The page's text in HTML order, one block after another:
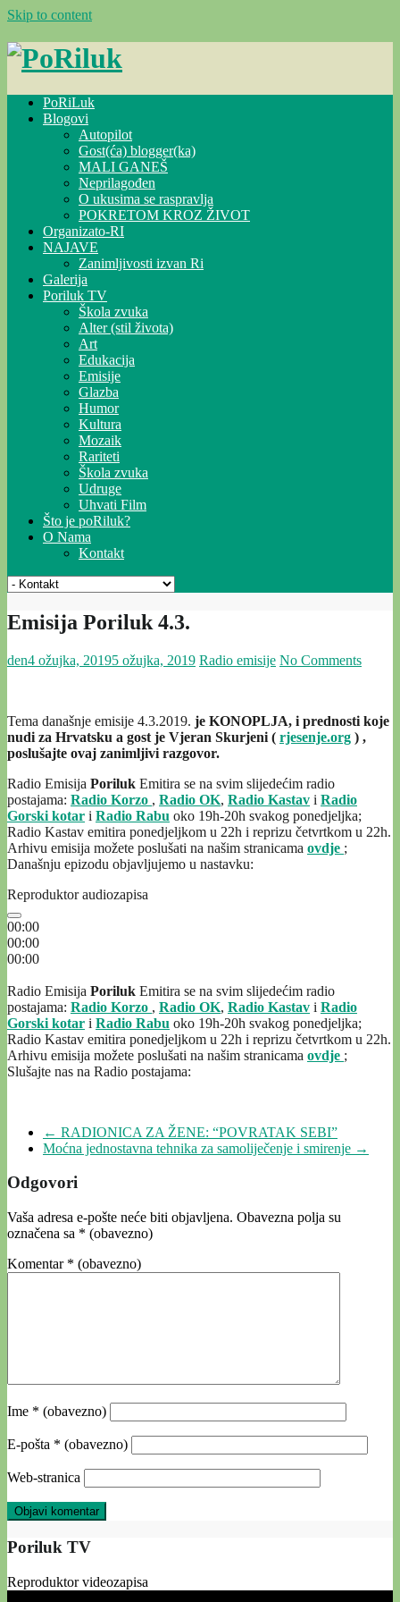
Skip to content
PoRiLuk
Blogovi
Autopilot
Gost(ća) blogger(ka)
MALI GANEŠ
Neprilagođen
O ukusima se raspravlja
POKRETOM KROZ ŽIVOT
Organizato-RI
NAJAVE
Zanimljivosti izvan Ri
Galerija
Poriluk TV
Škola zvuka
Alter (stil života)
Art
Edukacija
Emisije
Glazba
Humor
Kultura
Mozaik
Rariteti
Škola zvuka
Udruge
Uhvati Film
Što je poRiluk?
O Nama
Kontakt
Emisija Poriluk 4.3.
den4 ožujka, 20195 ožujka, 2019 Radio emisije No Comments
Tema današnje emisije 4.3.2019. je KONOPLJA, i prednosti koje
nudi za Hrvatsku a gost je Vjeran Skurjeni ( rjesenje.org ) ,
poslušajte ovaj zanimljivi razgovor.
Radio Emisija Poriluk Emitira se na svim slijedećim radio
postajama: Radio Korzo , Radio OK, Radio Kastav i Radio
Gorski kotar i Radio Rabu oko 19h-20h svakog ponedjeljka;
Radio Kastav emitira ponedjeljkom u 22h i reprizu četvrtkom u 22h.
Arhivu emisija možete poslušati na našim stranicama ovdje ;
Današnju epizodu objavljujemo u nastavku:
Reproduktor audiozapisa
00:00
00:00
00:00
Radio Emisija Poriluk Emitira se na svim slijedećim radio
postajama: Radio Korzo , Radio OK, Radio Kastav i Radio
Gorski kotar i Radio Rabu oko 19h-20h svakog ponedjeljka;
Radio Kastav emitira ponedjeljkom u 22h i reprizu četvrtkom u 22h.
Arhivu emisija možete poslušati na našim stranicama ovdje ;
Slušajte nas na Radio postajama:
← RADIONICA ZA ŽENE: “POVRATAK SEBI”
Moćna jednostavna tehnika za samoliječenje i smirenje →
Odgovori
Vaša adresa e-pošte neće biti objavljena. Obavezna polja su
označena sa * (obavezno)
Komentar * (obavezno)
Ime * (obavezno)
E-pošta * (obavezno)
Web-stranica
Poriluk TV
Reproduktor videozapisa